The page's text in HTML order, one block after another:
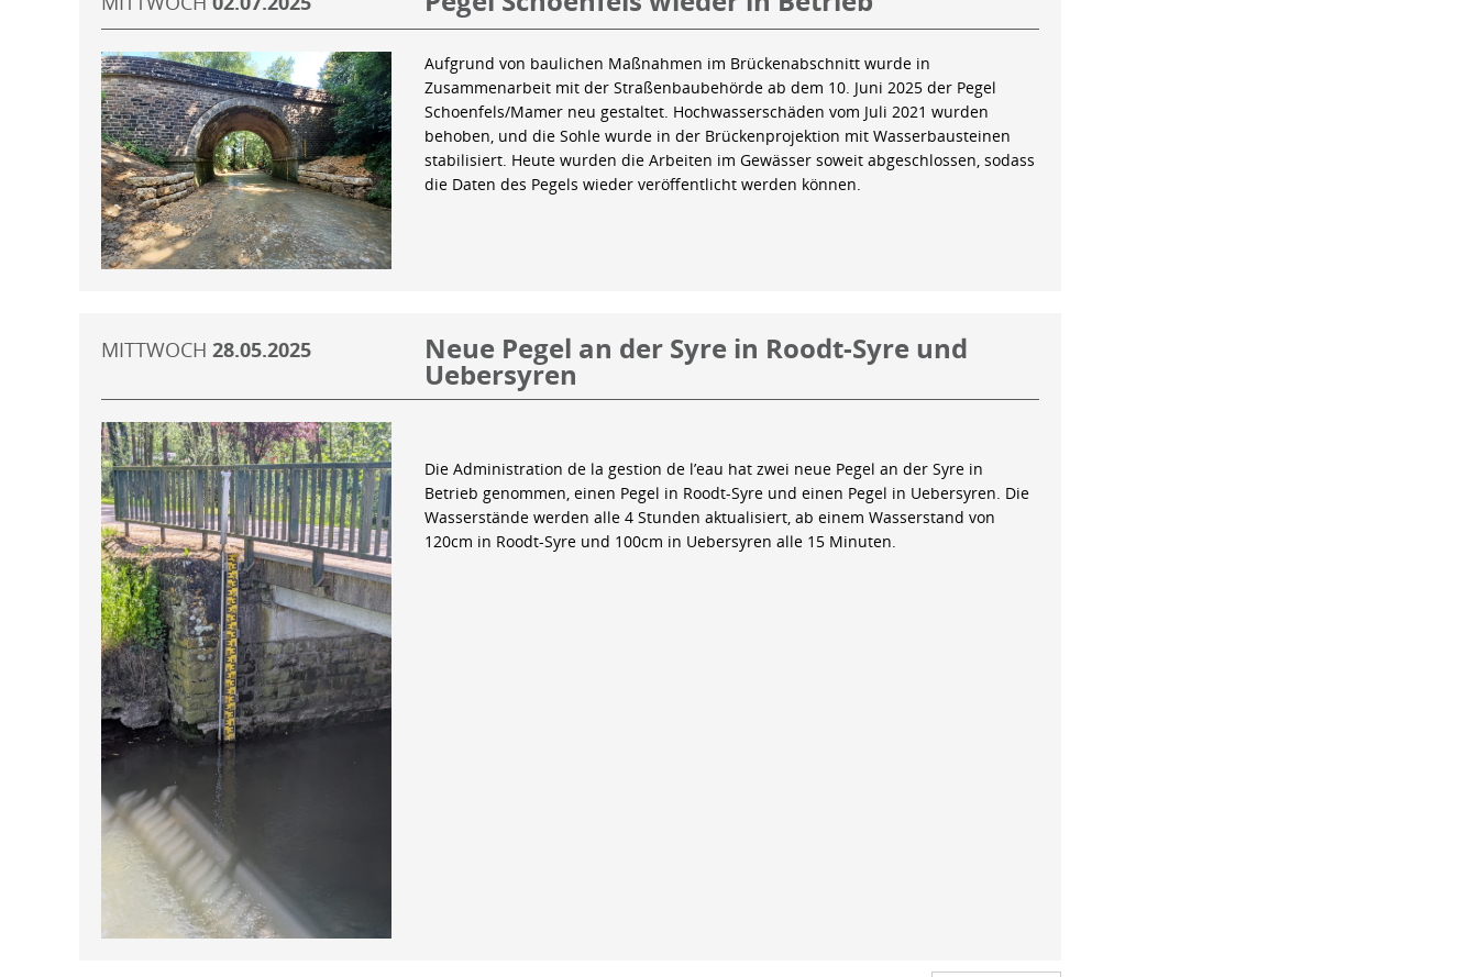
Aufgrund von baulichen Maßnahmen im Brückenabschnitt wurde in
Zusammenarbeit mit der Straßenbaubehörde ab dem 10. Juni 2025 der Pegel
Schoenfels/Mamer neu gestaltet. Hochwasserschäden vom Juli 2021 wurden
behoben, und die Sohle wurde in der Brückenprojektion mit Wasserbausteinen
stabilisiert. Heute wurden die Arbeiten im Gewässer soweit abgeschlossen, sodass
die Daten des Pegels wieder veröffentlicht werden können.
MITTWOCH 28.05.2025 Neue Pegel an der Syre in Roodt-Syre und
Uebersyren
Die Administration de la gestion de l’eau hat zwei neue Pegel an der Syre in
Betrieb genommen, einen Pegel in Roodt-Syre und einen Pegel in Uebersyren. Die
Wasserstände werden alle 4 Stunden aktualisiert, ab einem Wasserstand von
120cm in Roodt-Syre und 100cm in Uebersyren alle 15 Minuten.